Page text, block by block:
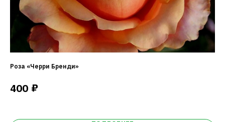
Роза «Черри Бренди»
400 ₽